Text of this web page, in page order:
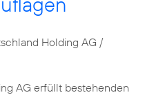
Holding AG /
AG erfüllt bestehenden